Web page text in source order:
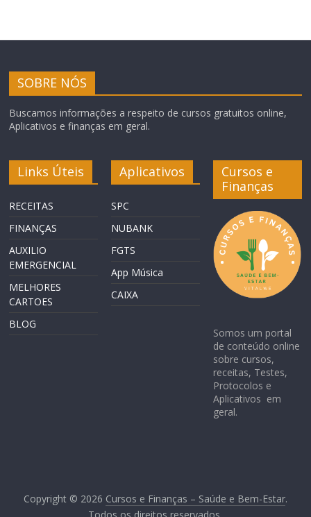
SOBRE NÓS
Buscamos informações a respeito de cursos gratuitos online,
Aplicativos e finanças em geral.
Links Úteis
RECEITAS
FINANÇAS
AUXILIO
EMERGENCIAL
MELHORES
CARTOES
BLOG
Aplicativos
SPC
NUBANK
FGTS
App Música
CAIXA
Cursos e
Finanças
Somos um portal
de conteúdo online
sobre cursos,
receitas, Testes,
Protocolos e
Aplicativos em
geral.
Copyright © 2026 Cursos e Finanças – Saúde e Bem-Estar.